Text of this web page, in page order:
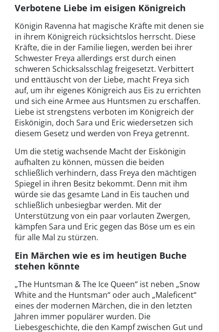
Verbotene Liebe im eisigen Königreich
Königin Ravenna hat magische Kräfte mit denen sie
in ihrem Königreich rücksichtslos herrscht. Diese
Kräfte, die in der Familie liegen, werden bei ihrer
Schwester Freya allerdings erst durch einen
schweren Schicksalsschlag freigesetzt. Verbittert
und enttäuscht von der Liebe, macht Freya sich
auf, um ihr eigenes Königreich aus Eis zu errichten
und sich eine Armee aus Huntsmen zu erschaffen.
Liebe ist strengstens verboten im Königreich der
Eiskönigin, doch Sara und Eric wiedersetzen sich
diesem Gesetz und werden von Freya getrennt.
Um die stetig wachsende Macht der Eiskönigin
aufhalten zu können, müssen die beiden
schließlich verhindern, dass Freya den mächtigen
Spiegel in ihren Besitz bekommt. Denn mit ihm
würde sie das gesamte Land in Eis tauchen und
schließlich unbesiegbar werden. Mit der
Unterstützung von ein paar vorlauten Zwergen,
kämpfen Sara und Eric gegen das Böse um es ein
für alle Mal zu stürzen.
Ein Märchen wie es im heutigen Buche
stehen könnte
„The Huntsman & The Ice Queen“ ist neben „Snow
White and the Huntsman“ oder auch „Maleficent“
eines der modernen Märchen, die in den letzten
Jahren immer populärer wurden. Die
Liebesgeschichte, die den Kampf zwischen Gut und